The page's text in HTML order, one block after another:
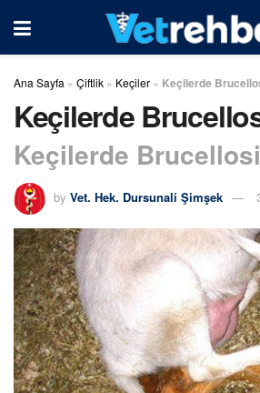
Ana Sayfa » Çiftlik » Keçiler » Keçilerde
Keçilerde
Keçilerde
by Vet. Hek. Dursunali Şimşek